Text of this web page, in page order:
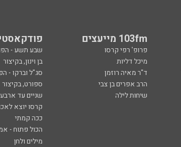
103fm מייעצים
פרופ' רפי קרסו שבע תשע -
מיכל דליות בן וינון, בקיצור
ד"ר מאיה רוזמן סג"ל וברקו -
הרב אפרים בן צבי ספורט, בקיצור
שיחות לילה שניים עד
קרסו יוצא
ככה קמתי
הכול פתוח -
מילים ולחן